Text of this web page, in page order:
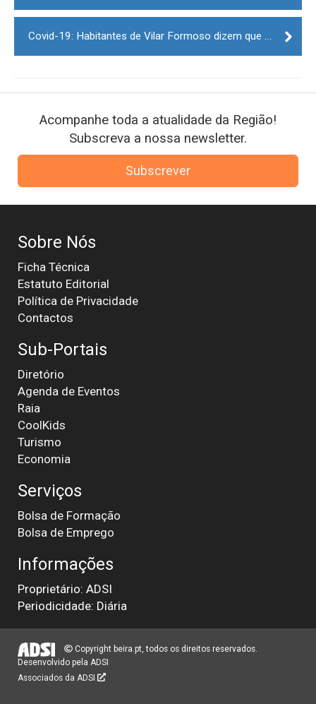
Covid-19: Habitantes de Vilar Formoso dizem que confinamento “é mau para tudo”
Acompanhe toda a atualidade da Região!
Subscreva a nossa newsletter.
Subscrever
Sobre Nós
Ficha Técnica
Estatuto Editorial
Política de Privacidade
Contactos
Sub-Portais
Diretório
Agenda de Eventos
Raia
CoolKids
Turismo
Economia
Serviços
Bolsa de Formação
Bolsa de Emprego
Informações
Proprietário: ADSI
Periodicidade: Diária
Copyright beira.pt, todos os direitos reservados.
Desenvolvido pela ADSI
Associados da ADSI